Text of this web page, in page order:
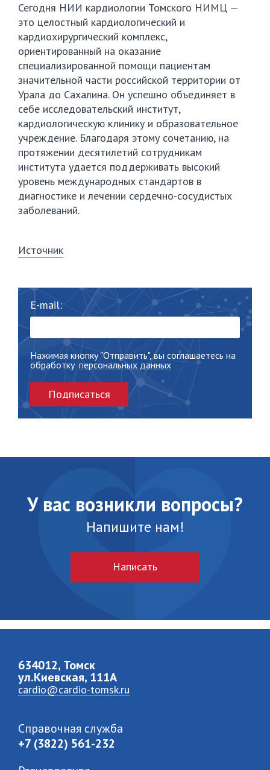
Сегодня НИИ кардиологии Томского НИМЦ —
это целостный кардиологический и
кардиохирургический комплекс,
ориентированный на оказание
специализированной помощи пациентам
значительной части российской территории от
Урала до Сахалина. Он успешно объединяет в
себе исследовательский институт,
кардиологическую клинику и образовательное
учреждение. Благодаря этому сочетанию, на
протяжении десятилетий сотрудникам
института удается поддерживать высокий
уровень международных стандартов в
диагностике и лечении сердечно-сосудистых
заболеваний.
Источник
E-mail:
Нажимая кнопку "Отправить", вы соглашаетесь на
обработку персональных данных
Подписаться
У вас возникли вопросы?
Напишите нам!
Написать
634012, Томск
ул.Киевская, 111A
cardio@cardio-tomsk.ru
Справочная служба
+7 (3822) 561-232